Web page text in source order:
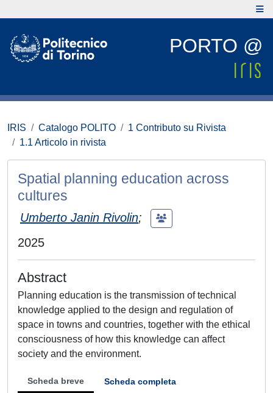
PORTO @
IRIS Catalogo POLITO
1 Contributo su Rivista
1.1 Articolo in rivista
Spatial planning education across
cultures
Umberto Janin Rivolin;
2025
Abstract
Planning education is the transmission of technical
knowledge applied to the design and regulation of
space in towns and countries, together with the ethical
consciousness of how this knowledge can affect
society and the environment.
Scheda breve Scheda completa